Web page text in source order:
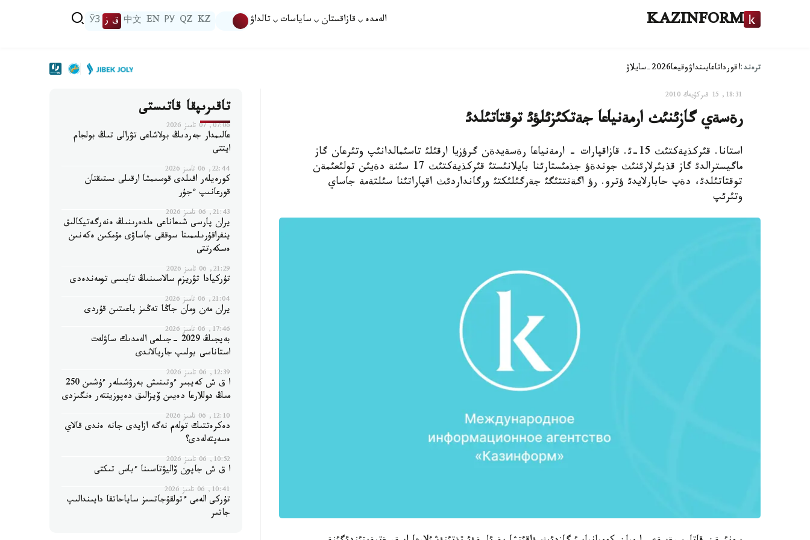
KAZINFORM الەمدە قازاقستان ساياسات تالداۋ KZ
QZ
РУ
EN
中文 ق ز ЎЗ
ترەند:اقورداتاعايىنداۋوقيعا2026-سايلاۋ
18:31, 15 قىركۇيەك 2010
رةسةي گازئنئث ارمةنياعا جةتكئزئلؤئ توقتاتئلدئ
استانا. قئركذيةكتئث 15-ئ. قازاقپارات - ارمةنياعا رةسةيدةن گرؤزيا ارقئلئ تاسئمالدانئپ وتئرعان گاز
ماگيسترالدئ گاز قذبئرلارئنئث جوندةؤ جذمئستارئنا بايلانئستئ قئركذيةكتئث 17 سئنة دةيئن تولئعئمةن
توقتاتئلدئ، دةپ حابارلايدئ ؤترو. رؤ اگةنتتئگئ جةرگئلئكتئ ورگانداردئث اقپاراتئنا سئلتةمة جاساي
وتئرئپ
تاقىرىپقا قاتىستى
07:06, 07 تامىز 2026
عالىمدار جەردىڭ بولاشاعى تۋرالى تىڭ بولجام
ايتتى
22:44, 06 تامىز 2026
كورەيلەر اقىلدى قوسىمشا ارقىلى ىستىقتان
قورعانىپ ءجۇر
21:43, 06 تامىز 2026
يران پارسى شىعاناعى ەلدەرىنىڭ ەنەرگەتيكالىق
ينفراقۇرىلىمىنا سوققى جاساۋى مۇمكىن ەكەنىن
ەسكەرتتى
21:29, 06 تامىز 2026
تۇركيادا تۋريزم سالاسىنىڭ تابىسى تومەندەدى
21:04, 06 تامىز 2026
يران مەن ومان جاڭا تەڭىز باعىتىن قۇردى
17:46, 06 تامىز 2026
بەيجىڭ 2029 -جىلعى الەمدىك ساۋلەت
استاناسى بولىپ جاريالاندى
12:39, 06 تامىز 2026
ا ق ش كەيبىر ءوتىنىش بەرۋشىلەر ءۇشىن 250
مىڭ دوللارعا دەيىن ۆيزالىق دەپوزيتتەر ەنگىزدى
12:10, 06 تامىز 2026
دەكرەتتىك تولەم نەگە ازايدى جانە ەندى قالاي
ەسەپتەلەدى؟
10:52, 06 تامىز 2026
ا ق ش جاپون ۆاليۋتاسىنا ءباس تىكتى
10:41, 06 تامىز 2026
تۇركى الەمى ءتولقۇجاتسىز ساياحاتقا دايىندالىپ
جاتىر